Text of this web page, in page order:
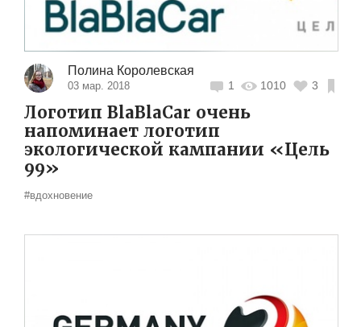
Полина Королевская
03 мар. 2018 1 1010 3
Логотип BlaBlaCar очень
напоминает логотип
экологической кампании «Цель
99»
#вдохновение